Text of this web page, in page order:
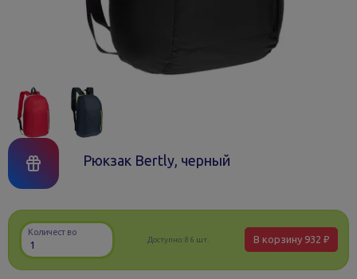
Рюкзак Bertly, черный
Количество
Доступно:86 шт. В корзину 932 ₽